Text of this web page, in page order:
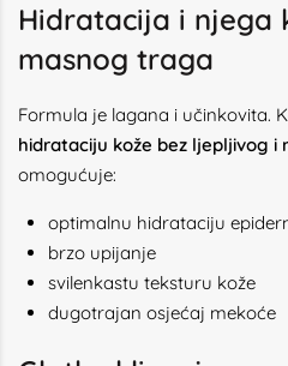
Hidratacija i njega
masnog traga
Formula je lagana i učinkovita.
hidrataciju kože bez ljepljivog i
omogućuje:
optimalnu hidrataciju
brzo upijanje
svilenkastu teksturu kože
dugotrajan osjećaj mekoće